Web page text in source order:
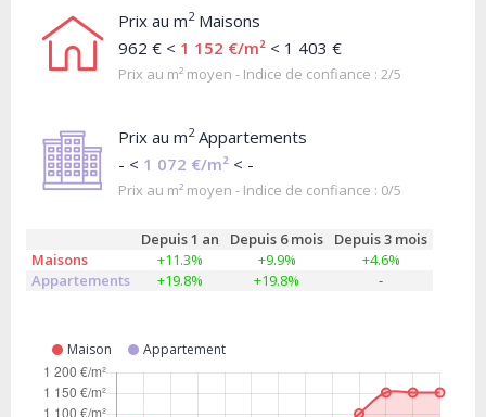
Prix au m2Maisons
962 € < 1 152 €/m² < 1 403 €
Prix au m² moyen - Indice de confiance : 2/5
Prix au m2Appartements
- < 1 072 €/m² < -
Prix au m² moyen - Indice de confiance : 0/5
Depuis 1 an Depuis 6 mois
Depuis 3 mois
Maisons
+11.3% +9.9%
+4.6%
Appartements
+19.8% +19.8% -
Maison Appartement